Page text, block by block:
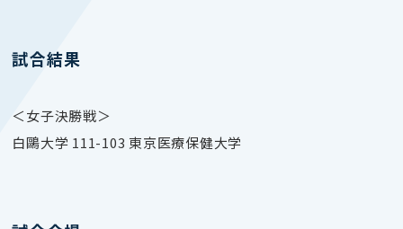
試合結果
＜女子決勝戦＞
白鷗大学 111-103 東京医療保健大学